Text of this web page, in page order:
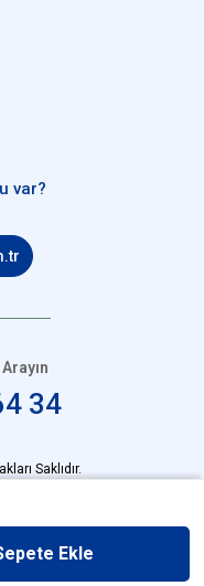
var?
34
Saklıdır.